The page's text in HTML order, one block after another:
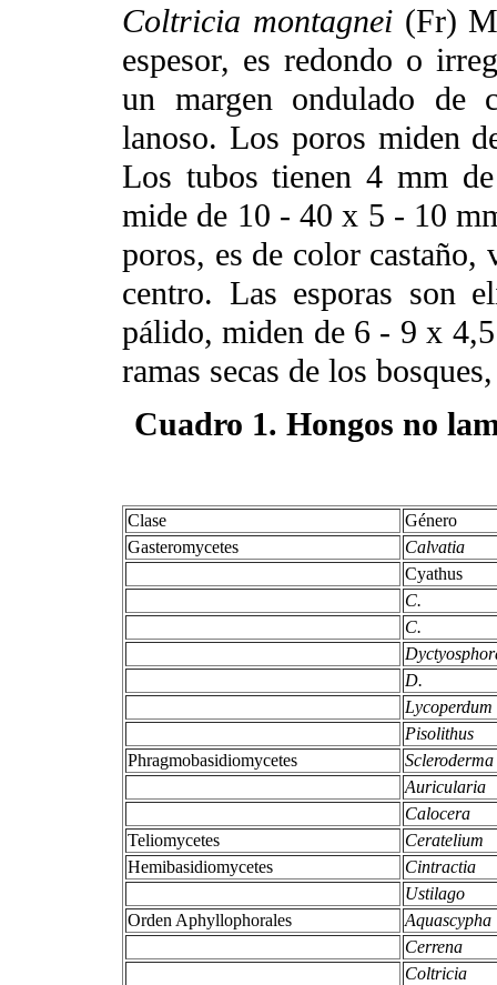
Coltricia montagnei(Fr)
espesor, es redondo o
un margen ondulado de
lanoso. Los poros miden
Los tubos tienen 4 mm
mide de 10 - 40 x 5 - 10
poros, es de color castaño,
centro. Las esporas son
pálido, miden de 6 - 9 x
ramas secas de los
Cuadro 1. Hongos no
Clase
Género
Gasteromycetes
Calvatia
Cyathus
C.
C.
D.
Lycoperdum
Pisolithus
Phragmobasidiomycetes
Scleroderma
Auricularia
Calocera
Teliomycetes
Ceratelium
Hemibasidiomycetes
Cintractia
Ustilago
Orden Aphyllophorales
Aquascypha
Cerrena
Coltricia